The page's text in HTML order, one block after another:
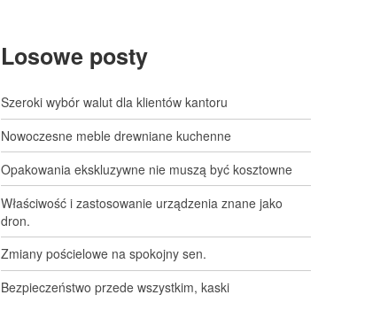
Losowe posty
Szeroki wybór walut dla klientów kantoru
Nowoczesne meble drewniane kuchenne
Opakowania ekskluzywne nie muszą być kosztowne
Właściwość i zastosowanie urządzenia znane jako
dron.
Zmiany pościelowe na spokojny sen.
Bezpieczeństwo przede wszystkim, kaski